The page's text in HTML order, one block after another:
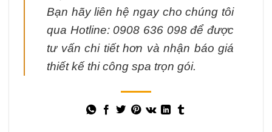
Bạn hãy liên hệ ngay cho chúng tôi
qua Hotline: 0908 636 098 để được
tư vấn chi tiết hơn và nhận báo giá
thiết kế thi công spa trọn gói.